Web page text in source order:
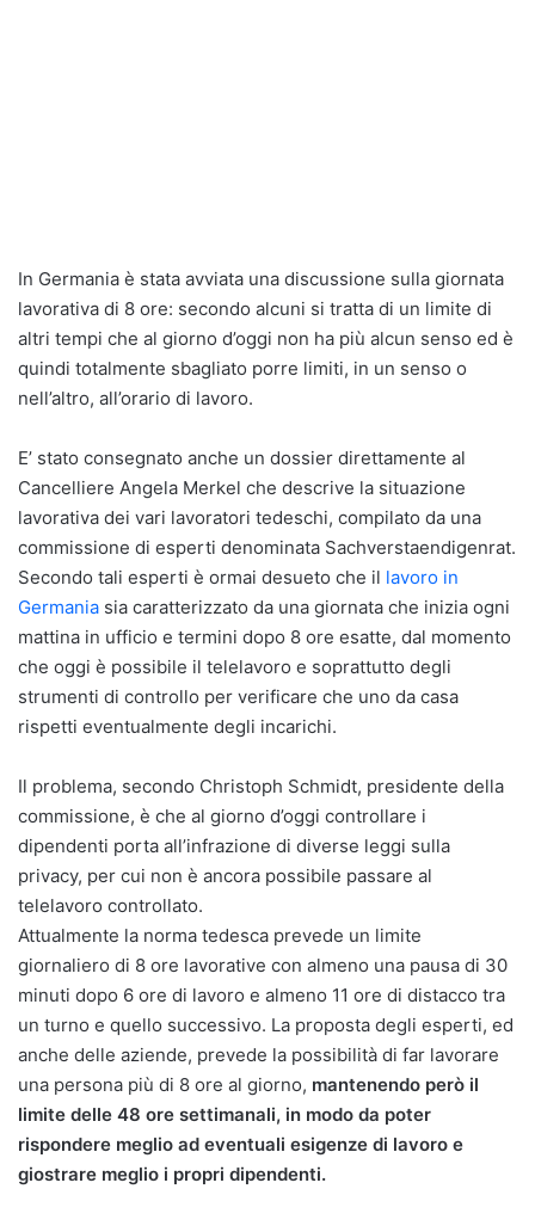
In Germania è stata avviata una discussione sulla giornata
lavorativa di 8 ore: secondo alcuni si tratta di un limite di
altri tempi che al giorno d’oggi non ha più alcun senso ed è
quindi totalmente sbagliato porre limiti, in un senso o
nell’altro, all’orario di lavoro.
E’ stato consegnato anche un dossier direttamente al
Cancelliere Angela Merkel che descrive la situazione
lavorativa dei vari lavoratori tedeschi, compilato da una
commissione di esperti denominata Sachverstaendigenrat.
Secondo tali esperti è ormai desueto che il lavoro in
Germania sia caratterizzato da una giornata che inizia ogni
mattina in ufficio e termini dopo 8 ore esatte, dal momento
che oggi è possibile il telelavoro e soprattutto degli
strumenti di controllo per verificare che uno da casa
rispetti eventualmente degli incarichi.
Il problema, secondo Christoph Schmidt, presidente della
commissione, è che al giorno d’oggi controllare i
dipendenti porta all’infrazione di diverse leggi sulla
privacy, per cui non è ancora possibile passare al
telelavoro controllato.
Attualmente la norma tedesca prevede un limite
giornaliero di 8 ore lavorative con almeno una pausa di 30
minuti dopo 6 ore di lavoro e almeno 11 ore di distacco tra
un turno e quello successivo. La proposta degli esperti, ed
anche delle aziende, prevede la possibilità di far lavorare
una persona più di 8 ore al giorno, mantenendo però il
limite delle 48 ore settimanali, in modo da poter
rispondere meglio ad eventuali esigenze di lavoro e
giostrare meglio i propri dipendenti.